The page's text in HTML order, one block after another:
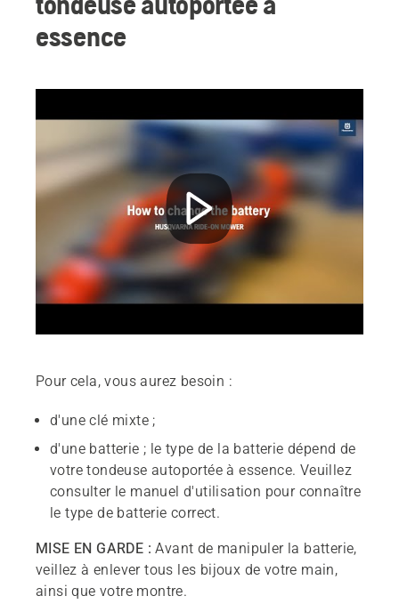
essence
Pour cela, vous aurez besoin :
d'une clé mixte ;
d'une batterie ; le type de la batterie dépend de
votre tondeuse autoportée à essence. Veuillez
consulter le manuel d'utilisation pour connaître
le type de batterie correct.
MISE EN GARDE : Avant de manipuler la batterie,
veillez à enlever tous les bijoux de votre main,
ainsi que votre montre.